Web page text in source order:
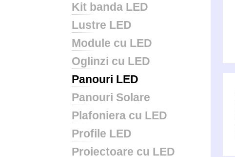
Kit banda LED
Lustre LED
Module cu LED
Oglinzi cu LED
Panouri LED
Panouri Solare
Plafoniera cu LED
Profile LED
Proiectoare cu LED